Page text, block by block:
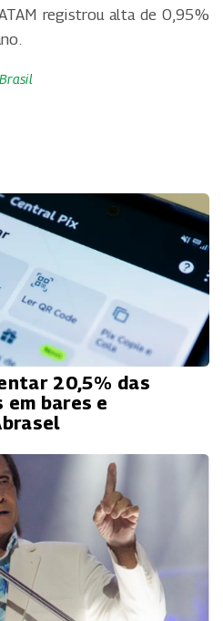
registrou alta de 0,95%
20,5% das
em bares e